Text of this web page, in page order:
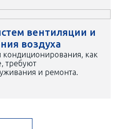
вентиляции и
воздуха
как
требуют
и ремонта.